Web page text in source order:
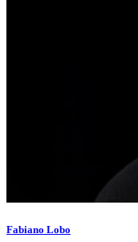
Fabiano Lobo